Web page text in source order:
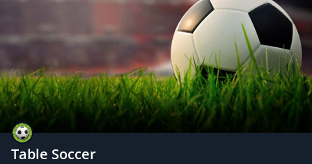
Table Soccer